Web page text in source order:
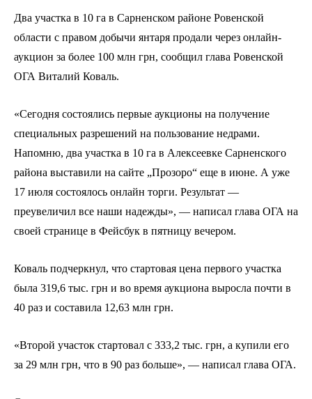
Два участка в 10 га в Сарненском районе Ровенской
области с правом добычи янтаря продали через онлайн-
аукцион за более 100 млн грн, сообщил глава Ровенской
ОГА Виталий Коваль.
«Сегодня состоялись первые аукционы на получение
специальных разрешений на пользование недрами.
Напомню, два участка в 10 га в Алексеевке Сарненского
района выставили на сайте „Прозоро“ еще в июне. А уже
17 июля состоялось онлайн торги. Результат —
преувеличил все наши надежды», — написал глава ОГА на
своей странице в Фейсбук в пятницу вечером.
Коваль подчеркнул, что стартовая цена первого участка
была 319,6 тыс. грн и во время аукциона выросла почти в
40 раз и составила 12,63 млн грн.
«Второй участок стартовал с 333,2 тыс. грн, а купили его
за 29 млн грн, что в 90 раз больше», — написал глава ОГА.